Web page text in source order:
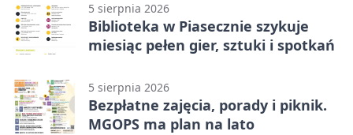
5 sierpnia 2026
Biblioteka w Piasecznie szykuje
miesiąc pełen gier, sztuki i spotkań
5 sierpnia 2026
Bezpłatne zajęcia, porady i piknik.
MGOPS ma plan na lato